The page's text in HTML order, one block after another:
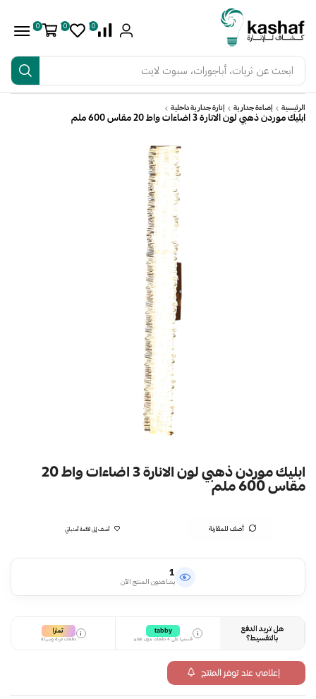
ابحث عن ثريات، أباجورات، سبوت لايت
0
0
0
الرئيسية إضاءة جدارية إنارة جدارية داخلية
ابليك موردن ذهبي لون الانارة 3 اضاءات واط 20 مقاس 600 ملم
ابليك موردن ذهبي لون الانارة 3 اضاءات واط 20
مقاس 600 ملم
أضف للمقارنة أضف إلى قائمة أمنياتي
1
يشاهدون المنتج الآن
هل تريد الدفع
بالتقسيط؟
i
tabby
قسمها على 4 دفعات بدون تعقيد
i تمارا
دفعات مرنة وسهلة
إعلامي عند توفر المنتج